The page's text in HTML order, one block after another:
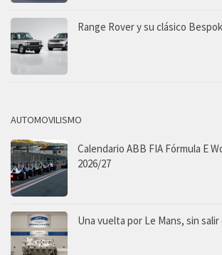
Range Rover y su clásico
AUTOMOVILISMO
Calendario ABB FIA Fórmula E
2026/27
Una vuelta por Le Mans, sin